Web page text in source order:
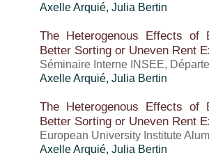
Axelle Arquié, Julia Bertin
The Heterogenous Effects of
Better Sorting or Uneven Rent
Séminaire Interne INSEE,
Axelle Arquié, Julia Bertin
The Heterogenous Effects of
Better Sorting or Uneven Rent
European University Institute
Axelle Arquié, Julia Bertin